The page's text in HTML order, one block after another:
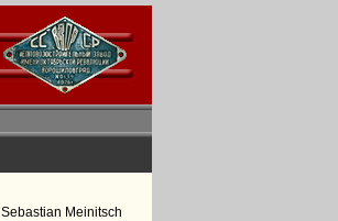
Sebastian Meinitsch